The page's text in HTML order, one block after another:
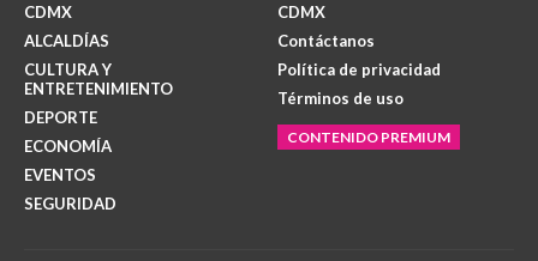
CDMX
ALCALDÍAS
CULTURA Y
ENTRETENIMIENTO
DEPORTE
ECONOMÍA
EVENTOS
SEGURIDAD
CDMX
Contáctanos
Política de privacidad
Términos de uso
CONTENIDO PREMIUM